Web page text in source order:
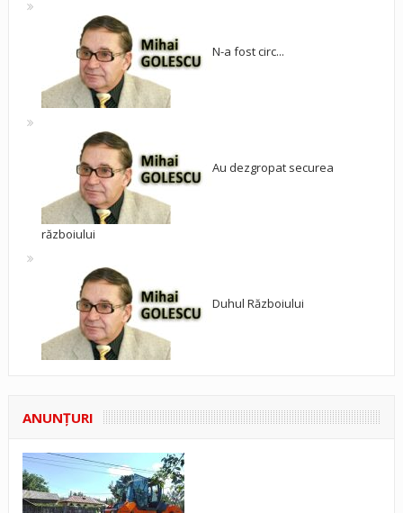
N-a fost circ...
Au dezgropat securea
războiului
Duhul Războiului
ANUNŢURI